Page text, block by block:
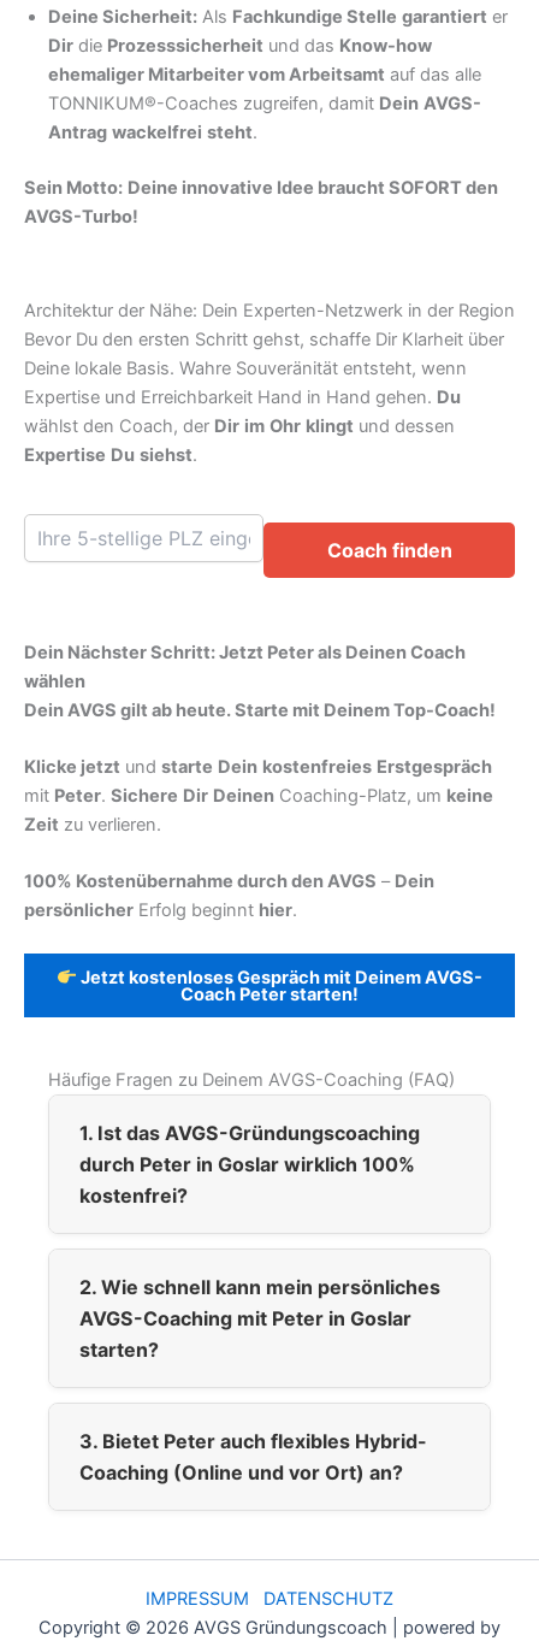
Deine Sicherheit: Als Fachkundige Stelle garantiert er
Dir die Prozesssicherheit und das Know-how
ehemaliger Mitarbeiter vom Arbeitsamt auf das alle
TONNIKUM®-Coaches zugreifen, damit Dein AVGS-
Antrag wackelfrei steht.
Sein Motto: Deine innovative Idee braucht SOFORT den
AVGS-Turbo!
Architektur der Nähe: Dein Experten-Netzwerk in der Region
Bevor Du den ersten Schritt gehst, schaffe Dir Klarheit über
Deine lokale Basis. Wahre Souveränität entsteht, wenn
Expertise und Erreichbarkeit Hand in Hand gehen. Du
wählst den Coach, der Dir im Ohr klingt und dessen
Expertise Du siehst.
Coach finden
Dein Nächster Schritt: Jetzt Peter als Deinen Coach
wählen
Dein AVGS gilt ab heute. Starte mit Deinem Top-Coach!
Klicke jetzt und starte Dein kostenfreies Erstgespräch
mit Peter. Sichere Dir Deinen Coaching-Platz, um keine
Zeit zu verlieren.
100% Kostenübernahme durch den AVGS – Dein
persönlicher Erfolg beginnt hier.
Jetzt kostenloses Gespräch mit Deinem AVGS-
Coach Peter starten!
Häufige Fragen zu Deinem AVGS-Coaching (FAQ)
1. Ist das AVGS-Gründungscoaching
durch Peter in Goslar wirklich 100%
kostenfrei?
2. Wie schnell kann mein persönliches
AVGS-Coaching mit Peter in Goslar
starten?
3. Bietet Peter auch flexibles Hybrid-
Coaching (Online und vor Ort) an?
IMPRESSUM
DATENSCHUTZ
Copyright © 2026 AVGS Gründungscoach | powered by